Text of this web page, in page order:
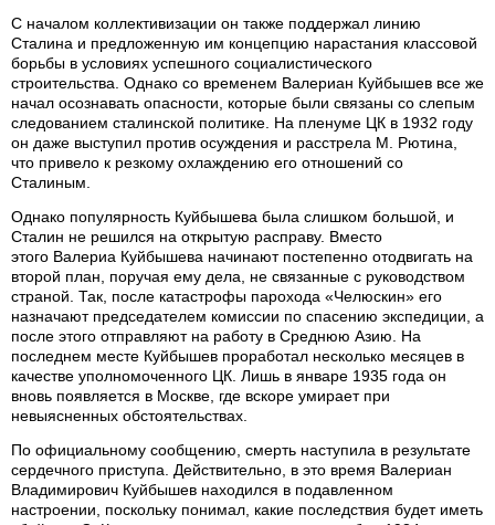
С началом коллективизации он также поддержал линию
Сталина и предложенную им концепцию нарастания классовой
борьбы в условиях успешного социалистического
строительства. Однако со временем Валериан Куйбышев все же
начал осознавать опасности, которые были связаны со слепым
следованием сталинской политике. На пленуме ЦК в 1932 году
он даже выступил против осуждения и расстрела М. Рютина,
что привело к резкому охлаждению его отношений со
Сталиным.
Однако популярность Куйбышева была слишком большой, и
Сталин не решился на открытую расправу. Вместо
этого Валериа Куйбышева начинают постепенно отодвигать на
второй план, поручая ему дела, не связанные с руководством
страной. Так, после катастрофы парохода «Челюскин» его
назначают председателем комиссии по спасению экспедиции, а
после этого отправляют на работу в Среднюю Азию. На
последнем месте Куйбышев проработал несколько месяцев в
качестве уполномоченного ЦК. Лишь в январе 1935 года он
вновь появляется в Москве, где вскоре умирает при
невыясненных обстоятельствах.
По официальному сообщению, смерть наступила в результате
сердечного приступа. Действительно, в это время Валериан
Владимирович Куйбышев находился в подавленном
настроении, поскольку понимал, какие последствия будет иметь